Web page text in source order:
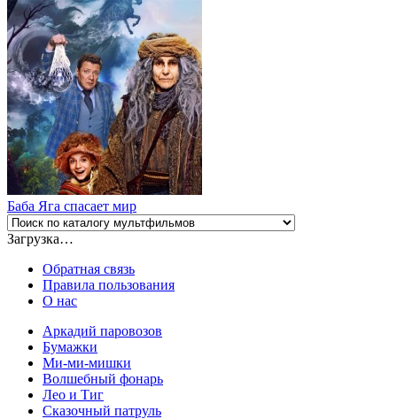
Баба Яга спасает мир
Загрузка…
Обратная связь
Правила пользования
О нас
Аркадий паровозов
Бумажки
Ми-ми-мишки
Волшебный фонарь
Лео и Тиг
Сказочный патруль